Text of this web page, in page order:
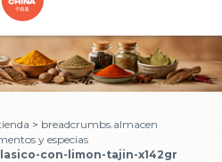
> breadcrumbs.almacen
y especias
con-limon-tajin-x142gr